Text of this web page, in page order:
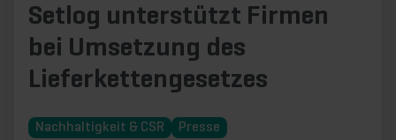
Setlog unterstützt Firmen
bei Umsetzung des
Lieferkettengesetzes
Nachhaltigkeit & CSR Presse